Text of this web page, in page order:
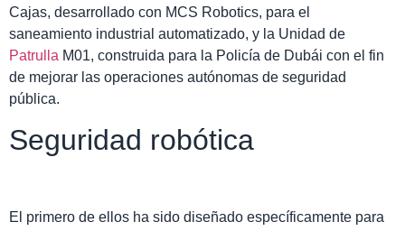
Cajas, desarrollado con MCS Robotics, para el
saneamiento industrial automatizado, y la Unidad de
Patrulla M01, construida para la Policía de Dubái con el fin
de mejorar las operaciones autónomas de seguridad
pública.
Seguridad robótica
El primero de ellos ha sido diseñado específicamente para